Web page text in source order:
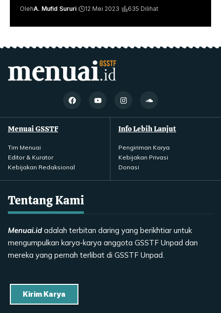
OlehA. Mufid Sururi 12 Mei 2023 635 Dilihat
Menuai GSSTF
Tim Menuai
Editor & Kurator
Kebijakan Redaksional
Info Lebih Lanjut
Pengiriman Karya
Kebijakan Privasi
Donasi
Tentang Kami
Menuai.idadalah terbitan daring yang berikhtiar untuk
mengumpulkan karya-karya anggota GSSTF Unpad dan
mereka yang pernah terlibat di GSSTF Unpad.
Kirim Karya